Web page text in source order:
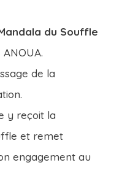
du Souffle
de la
y reçoit la
et remet
engagement au